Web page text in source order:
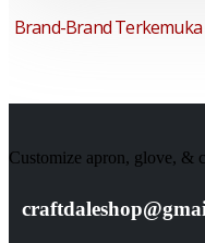
Brand-Brand
Customize apron, glove, &